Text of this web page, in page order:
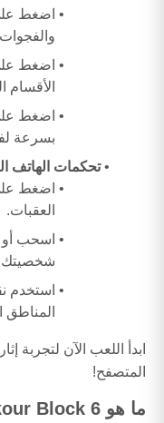
اضغط
اضغط
الأقسام
اضغط
بسرعة
تحكمات الهاتف
اضغط
العقبات.
اسحب
شخصيتك
استخدم
المناطق
ابدأ اللعب الآن لتجربة
المتصفح!
ما هو Parkour Block 6؟